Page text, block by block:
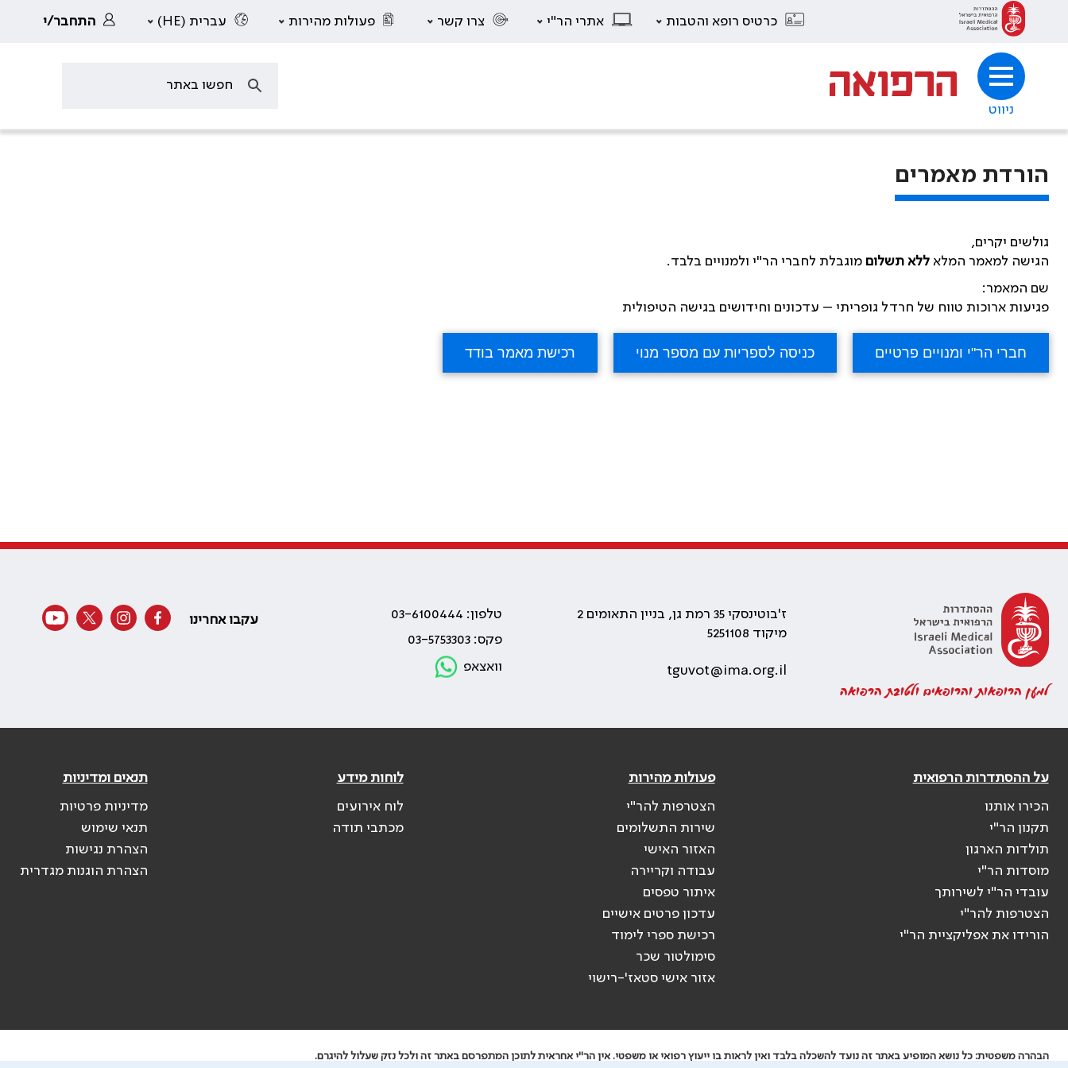
כרטיס רופא והטבות אתרי הר"י צרו קשר פעולות מהירות עברית (HE) התחבר/י
ניווט
הורדת מאמרים
גולשים יקרים,
הגישה למאמר המלאללא תשלום מוגבלת לחברי הר"י ולמנויים בלבד.
שם המאמר:
פגיעות ארוכות טווח של חרדל גופריתי – עדכונים וחידושים בגישה הטיפולית
למען הרופאות והרופאים ולטובת הרפואה
ז'בוטינסקי 35 רמת גן, בניין התאומים 2
מיקוד 5251108
tguvot@ima.org.il
טלפון: 03-6100444
פקס: 03-5753303
וואצאפ
עקבו אחרינו
על ההסתדרות הרפואית
הכירו אותנו
תקנון הר"י
תולדות הארגון
מוסדות הר"י
עובדי הר"י לשירותך
הצטרפות להר"י
הורידו את אפליקציית הר"י
פעולות מהירות
הצטרפות להר"י
שירות התשלומים
האזור האישי
עבודה וקריירה
איתור טפסים
עדכון פרטים אישיים
רכישת ספרי לימוד
סימולטור שכר
אזור אישי סטאז'-רישוי
לוחות מידע
לוח אירועים
מכתבי תודה
תנאים ומדיניות
מדיניות פרטיות
תנאי שימוש
הצהרת נגישות
הצהרת הוגנות מגדרית
הבהרה משפטית: כל נושא המופיע באתר זה נועד להשכלה בלבד ואין לראות בו ייעוץ רפואי או משפטי. אין הר"י אחראית לתוכן המתפרסם באתר זה ולכל נזק שעלול להיגרם.